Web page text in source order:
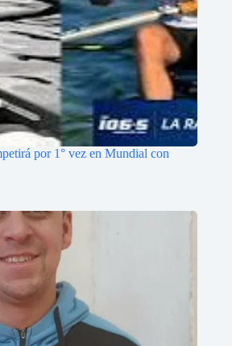
por 1° vez en Mundial con